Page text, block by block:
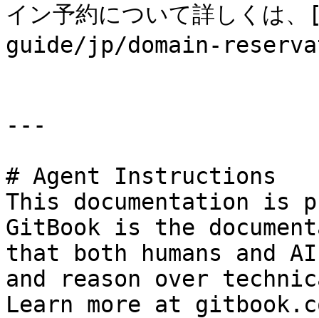
イン予約について詳しく
guide/jp/domain-
---
# Agent Instructions
This documentation is
GitBook is the
that both humans and
and reason over
Learn more at